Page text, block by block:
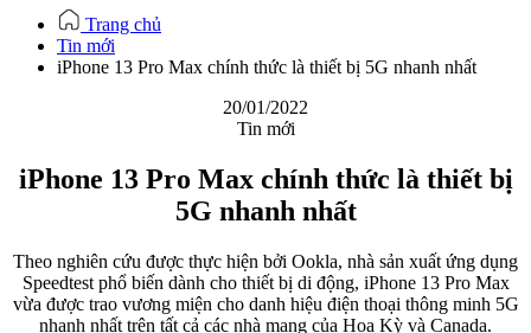
Trang chủ
Tin mới
iPhone 13 Pro Max chính thức là thiết bị 5G nhanh nhất
20/01/2022
Tin mới
iPhone 13 Pro Max chính thức là thiết bị
5G nhanh nhất
Theo nghiên cứu được thực hiện bởi Ookla, nhà sản xuất ứng dụng
Speedtest phổ biến dành cho thiết bị di động, iPhone 13 Pro Max
vừa được trao vương miện cho danh hiệu điện thoại thông minh 5G
nhanh nhất trên tất cả các nhà mạng của Hoa Kỳ và Canada.